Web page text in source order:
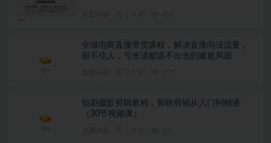
全域电商直播带货课程，解决直播间没流量，
留不住人，亏米送都送不出去的尴尬局面
短剧摄影剪辑教程，剪映剪辑从入门到精通
（30节视频课）